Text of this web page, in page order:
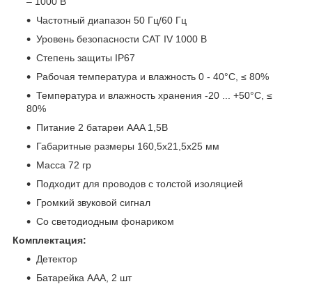
Частотный диапазон 50 Гц/60 Гц
Уровень безопасности CAT IV 1000 В
Степень защиты IP67
Рабочая температура и влажность 0 - 40°C, ≤ 80%
Температура и влажность хранения -20 ... +50°C, ≤
80%
Питание 2 батареи AAA 1,5В
Габаритные размеры 160,5x21,5x25 мм
Масса 72 гр
Подходит для проводов с толстой изоляцией
Громкий звуковой сигнал
Со светодиодным фонариком
Комплектация:
Детектор
Батарейка ААА, 2 шт